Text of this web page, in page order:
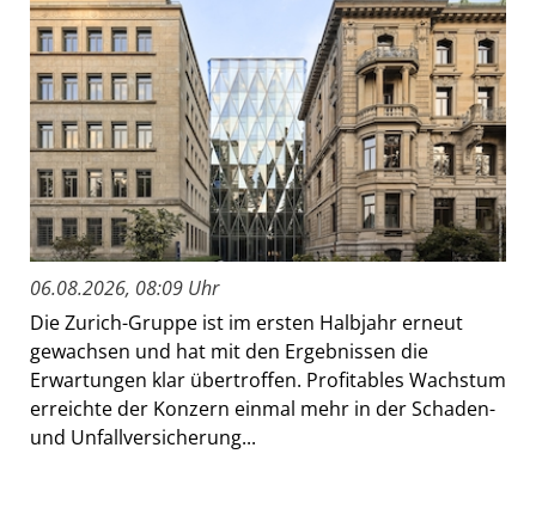
06.08.2026, 08:09 Uhr
Die Zurich-Gruppe ist im ersten Halbjahr erneut
gewachsen und hat mit den Ergebnissen die
Erwartungen klar übertroffen. Profitables Wachstum
erreichte der Konzern einmal mehr in der Schaden-
und Unfallversicherung...